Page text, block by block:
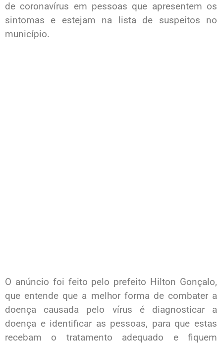
de coronavírus em pessoas que apresentem os
sintomas e estejam na lista de suspeitos no
município.
O anúncio foi feito pelo prefeito Hilton Gonçalo,
que entende que a melhor forma de combater a
doença causada pelo vírus é diagnosticar a
doença e identificar as pessoas, para que estas
recebam o tratamento adequado e fiquem